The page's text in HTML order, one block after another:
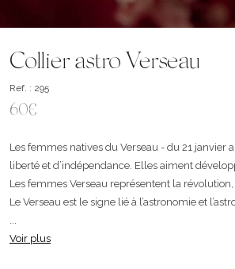
Collier astro Verseau
Ref. : 295
60€
Les femmes natives du Verseau - du 21 janvier
liberté et d’indépendance. Elles aiment
Les femmes Verseau représentent la
Le Verseau est le signe lié à l’astronomie et
...
Voir plus